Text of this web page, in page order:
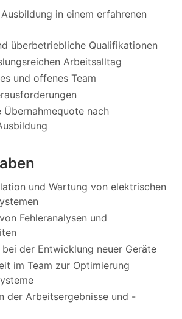
in einem erfahrenen
überbetriebliche Qualifikationen
Arbeitsalltag
und offenes Team
Übernahmequote nach
und Wartung von elektrischen
Fehleranalysen und
der Entwicklung neuer Geräte
im Team zur Optimierung
der Arbeitsergebnisse und -